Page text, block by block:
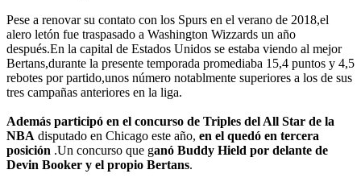
Pese a renovar su contato con los Spurs en el verano de 2018,el
alero letón fue traspasado a Washington Wizzards un año
después.En la capital de Estados Unidos se estaba viendo al mejor
Bertans,durante la presente temporada promediaba 15,4 puntos y 4,5
rebotes por partido,unos número notablmente superiores a los de sus
tres campañas anteriores en la liga.
Además participó en el concurso de Triples del All Star de la
NBA disputado en Chicago este año, en el quedó en tercera
posición .Un concurso que ganó Buddy Hield por delante de
Devin Booker y el propio Bertans.